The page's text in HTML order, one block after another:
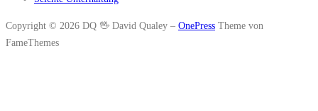
Copyright © 2026 DQ 🖖 David Qualey – OnePress Theme von
FameThemes